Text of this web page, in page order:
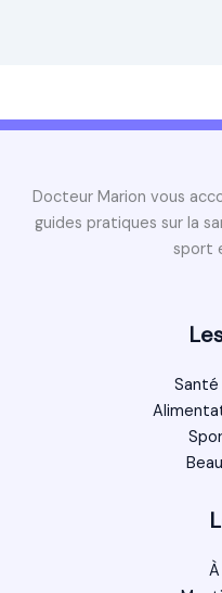
Docteur Marion vous
guides pratiques sur la
sport